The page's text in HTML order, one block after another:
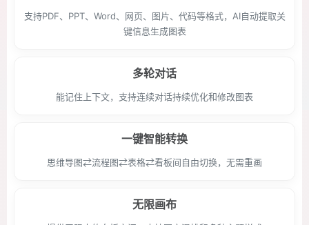
支持PDF、PPT、Word、网页、图片、代码等格式，AI自动提取关
键信息生成图表
多轮对话
能记住上下文，支持连续对话持续优化和修改图表
一键智能转换
思维导图⇄流程图⇄表格⇄看板间自由切换，无需重画
无限画布